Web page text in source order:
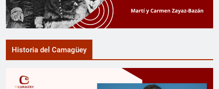
Historia del Camagüey